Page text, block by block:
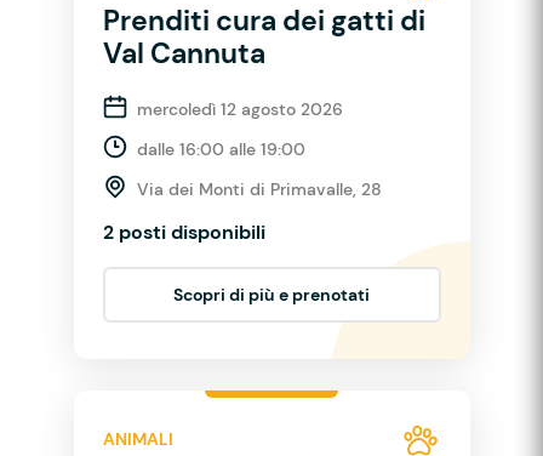
Prenditi cura dei gatti di
Val Cannuta
mercoledì 12 agosto 2026
dalle 16:00 alle 19:00
Via dei Monti di Primavalle, 28
2 posti disponibili
Scopri di più e prenotati
ANIMALI